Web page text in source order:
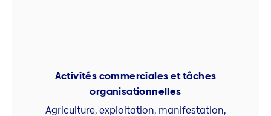
Activités commerciales et tâches
organisationnelles
Agriculture, exploitation, manifestation,